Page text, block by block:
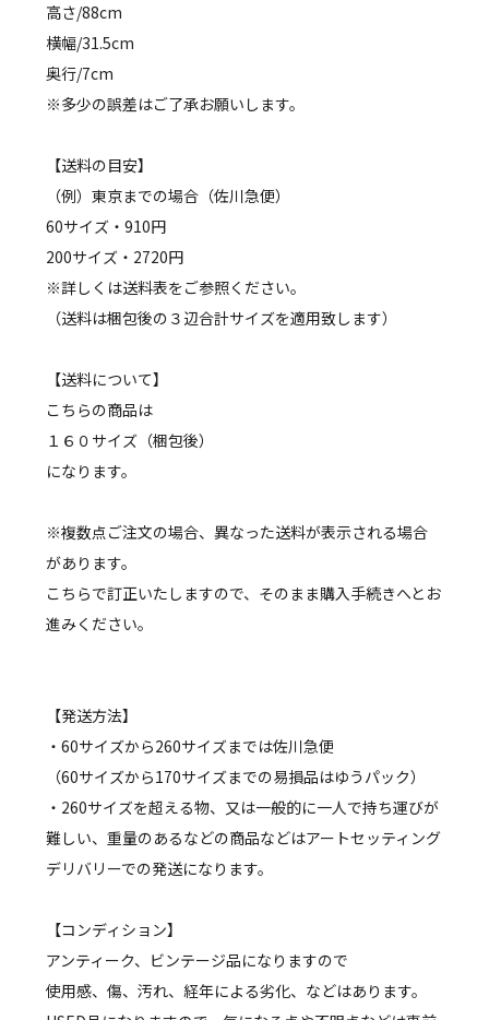
高さ/88cm
横幅/31.5cm
奥行/7cm
※多少の誤差はご了承お願いします。
【送料の目安】
（例）東京までの場合（佐川急便）
60サイズ・910円
200サイズ・2720円
※詳しくは送料表をご参照ください。
（送料は梱包後の３辺合計サイズを適用致します）
【送料について】
こちらの商品は
１６０サイズ（梱包後）
になります。
※複数点ご注文の場合、異なった送料が表示される場合
があります。
こちらで訂正いたしますので、そのまま購入手続きへとお
進みください。
【発送方法】
・60サイズから260サイズまでは佐川急便
（60サイズから170サイズまでの易損品はゆうパック）
・260サイズを超える物、又は一般的に一人で持ち運びが
難しい、重量のあるなどの商品などはアートセッティング
デリバリーでの発送になります。
【コンディション】
アンティーク、ビンテージ品になりますので
使用感、傷、汚れ、経年による劣化、などはあります。